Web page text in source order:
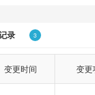
录 3
变更时间 变更